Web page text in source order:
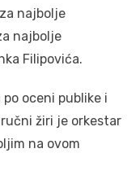
najbolje
najbolje
Filipovića.
oceni publike i
žiri je orkestar
na ovom